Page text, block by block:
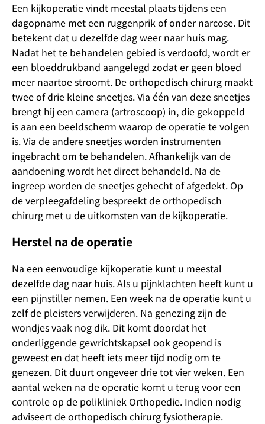
Een kijkoperatie vindt meestal plaats tijdens een
dagopname met een ruggenprik of onder narcose. Dit
betekent dat u dezelfde dag weer naar huis mag.
Nadat het te behandelen gebied is verdoofd, wordt er
een bloeddrukband aangelegd zodat er geen bloed
meer naartoe stroomt. De orthopedisch chirurg maakt
twee of drie kleine sneetjes. Via één van deze sneetjes
brengt hij een camera (artroscoop) in, die gekoppeld
is aan een beeldscherm waarop de operatie te volgen
is. Via de andere sneetjes worden instrumenten
ingebracht om te behandelen. Afhankelijk van de
aandoening wordt het direct behandeld. Na de
ingreep worden de sneetjes gehecht of afgedekt. Op
de verpleegafdeling bespreekt de orthopedisch
chirurg met u de uitkomsten van de kijkoperatie.
Herstel na de operatie
Na een eenvoudige kijkoperatie kunt u meestal
dezelfde dag naar huis. Als u pijnklachten heeft kunt u
een pijnstiller nemen. Een week na de operatie kunt u
zelf de pleisters verwijderen. Na genezing zijn de
wondjes vaak nog dik. Dit komt doordat het
onderliggende gewrichtskapsel ook geopend is
geweest en dat heeft iets meer tijd nodig om te
genezen. Dit duurt ongeveer drie tot vier weken. Een
aantal weken na de operatie komt u terug voor een
controle op de polikliniek Orthopedie. Indien nodig
adviseert de orthopedisch chirurg fysiotherapie.